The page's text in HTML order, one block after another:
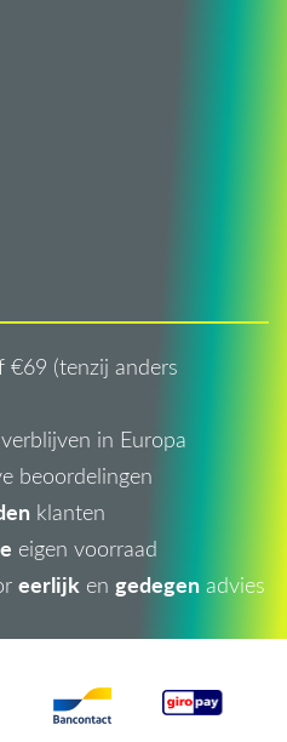
€69 (tenzij anders
in Europa
beoordelingen
klanten
eigen voorraad
eerlijk en gedegen advies